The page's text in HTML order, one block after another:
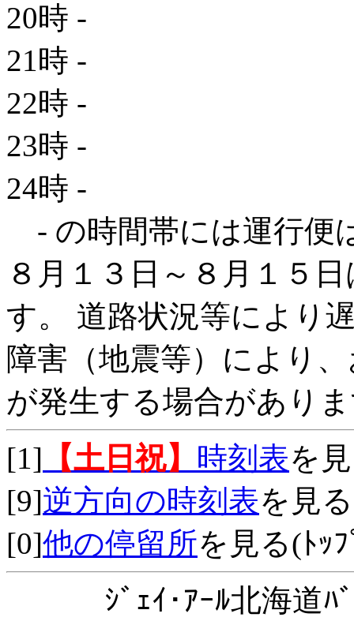
20時 -
21時 -
22時 -
23時 -
24時 -
- の時間帯には運行便
８月１３日～８月１５
す。 道路状況等により
障害（地震等）により
が発生する場合があり
[1] 【土日祝】 時刻表を
[9]逆方向の時刻表を見る
[0]他の停留所を見る(ﾄｯ
ｼﾞｪｲ･ｱｰﾙ北海道